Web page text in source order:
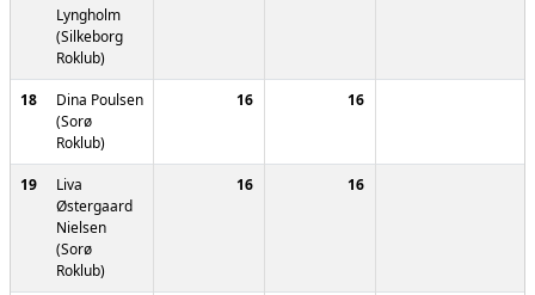
Lyngholm
(Silkeborg
Roklub)
18
Dina Poulsen
(Sorø
Roklub)
16 16
19
Liva
Østergaard
Nielsen
(Sorø
Roklub)
16 16